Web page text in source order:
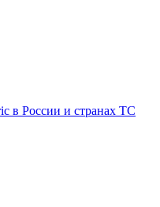
в России и странах ТС